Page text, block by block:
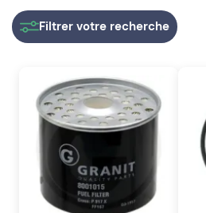
Filtrer votre recherche